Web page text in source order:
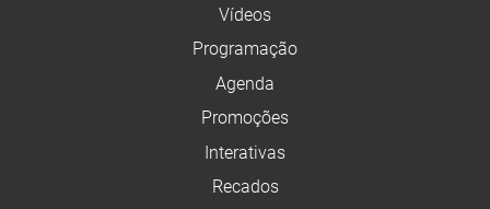
Vídeos
Programação
Agenda
Promoções
Interativas
Recados